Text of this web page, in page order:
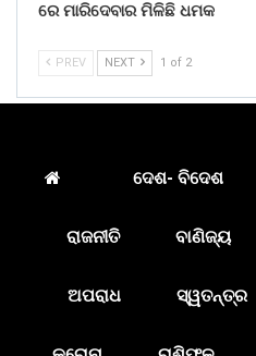
ରେ ମାରିଦେବାର ମିଳିଛି ଧମକ
PREV NEXT 1 of 2
ଦେଶ- ବିଦେଶ
ରାଜନୀତି ବାଣିଜ୍ୟ
ଅପରାଧ ସ୍ୱତନ୍ତ୍ର